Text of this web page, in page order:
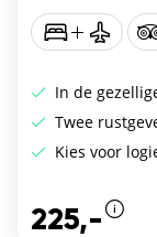
In de
Twee
Kies voor
225,-